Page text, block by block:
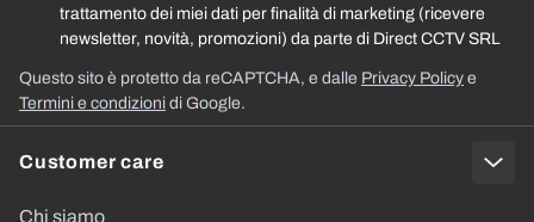
Customer care
Chi siamo
trattamento dei miei dati per finalità di marketing (ricevere
newsletter, novità, promozioni) da parte di Direct CCTV SRL
Questo sito è protetto da reCAPTCHA, e dalle Privacy Policy e
Termini e condizioni di Google.